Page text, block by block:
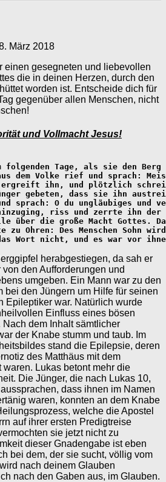
März 2018
einen gesegneten und liebevollen
die in deinen Herzen, durch den
worden ist. Entscheide dich für
gegenüber allen Menschen, nicht
und Vollmacht Jesus!
folgenden Tage, als sie den
dem Volke rief und sprach:
ihn, und plötzlich
gebeten, dass sie ihn
sprach: O du ungläubiges
riss und zerrte ihn der
über die große Macht Gottes.
zu Ohren: Des Menschen Sohn
Wort nicht, und es war vor
herabgestiegen, da sah er
den Aufforderungen und
umgeben. Ein Mann war zu den
bei den Jüngern um Hilfe für seinen
Epileptiker war. Natürlich wurde
Einfluss eines bösen
dem Inhalt sämtlicher
der Knabe stumm und taub. Im
stand die Epilepsie, deren
des Matthäus mit dem
Lukas betont mehr die
Die Jünger, die nach Lukas 10,
dass ihnen im Namen
waren, konnten an dem Knabe
welche die Apostel
auf ihrer ersten Predigtreise
sie jetzt nicht zu
dieser Gnadengabe ist eben
bei dem, der sie sucht, völlig vom
nach deinem Glauben
nach den Gaben aus, im Glauben.